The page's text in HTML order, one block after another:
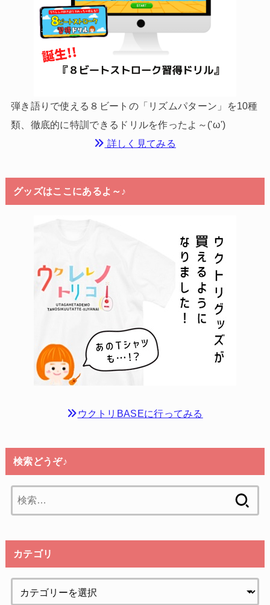
弾き語りで使える８ビートの「リズムパターン」を10種
類、徹底的に特訓できるドリルを作ったよ～('ω')
詳しく見てみる
グッズはここにあるよ～♪
ウクトリBASEに行ってみる
検索どうぞ♪
索:
カテゴリ